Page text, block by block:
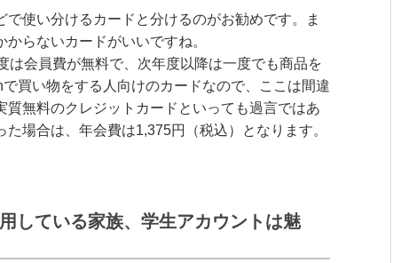
使い分けるカードと分けるのがお勧めです。ま
らないカードがいいですね。
は会員費が無料で、次年度以降は一度でも商品を
買い物をする人向けのカードなので、ここは間違
無料のクレジットカードといっても過言ではあ
場合は、年会費は1,375円（税込）となります。
している家族、学生アカウントは魅